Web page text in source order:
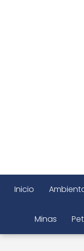
Inicio
Minas